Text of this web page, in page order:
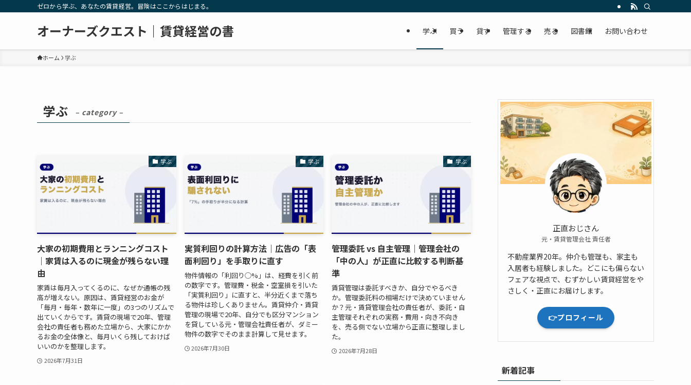
ゼロから学ぶ、あなたの賃貸経営。冒険はここからはじまる。
オーナーズクエスト｜賃貸経営の書 学ぶ 買う 貸す 管理する 売る 図書館 お問い合わせ
ホーム 学ぶ
学ぶ – category –
学ぶ
大家の初期費用とランニングコスト
｜家賃は入るのに現金が残らない理
由
家賃は毎月入ってくるのに、なぜか通帳の残
高が増えない。原因は、賃貸経営のお金が
「毎月・毎年・数年に一度」の3つのリズムで
出ていくからです。賃貸の現場で20年、管理
会社の責任者も務めた立場から、大家にかか
るお金の全体像と、毎月いくら残しておけば
いいのかを整理します。
2026年7月31日
学ぶ
実質利回りの計算方法｜広告の「表
面利回り」を手取りに直す
物件情報の「利回り◯%」は、経費を引く前
の数字です。管理費・税金・空室損を引いた
「実質利回り」に直すと、半分近くまで落ち
る物件は珍しくありません。賃貸仲介・賃貸
管理の現場で20年、自分でも区分マンション
を貸している元・管理会社責任者が、ダミー
物件の数字でそのまま計算して見せます。
2026年7月30日
学ぶ
管理委託 vs 自主管理｜管理会社の
「中の人」が正直に比較する判断基
準
賃貸管理は委託すべきか、自分でやるべき
か。管理委託料の相場だけで決めていません
か？元・賃貸管理会社の責任者が、委託・自
主管理それぞれの実務・費用・向き不向き
を、売る側でない立場から正直に整理しまし
た。
2026年7月28日
正直おじさん
元・賃貸管理会社 責任者
不動産業界20年。仲介も管理も、家主も
入居者も経験しました。どこにも偏らない
フェアな視点で、むずかしい賃貸経営をや
さしく・正直にお届けします。
👉プロフィール
新着記事